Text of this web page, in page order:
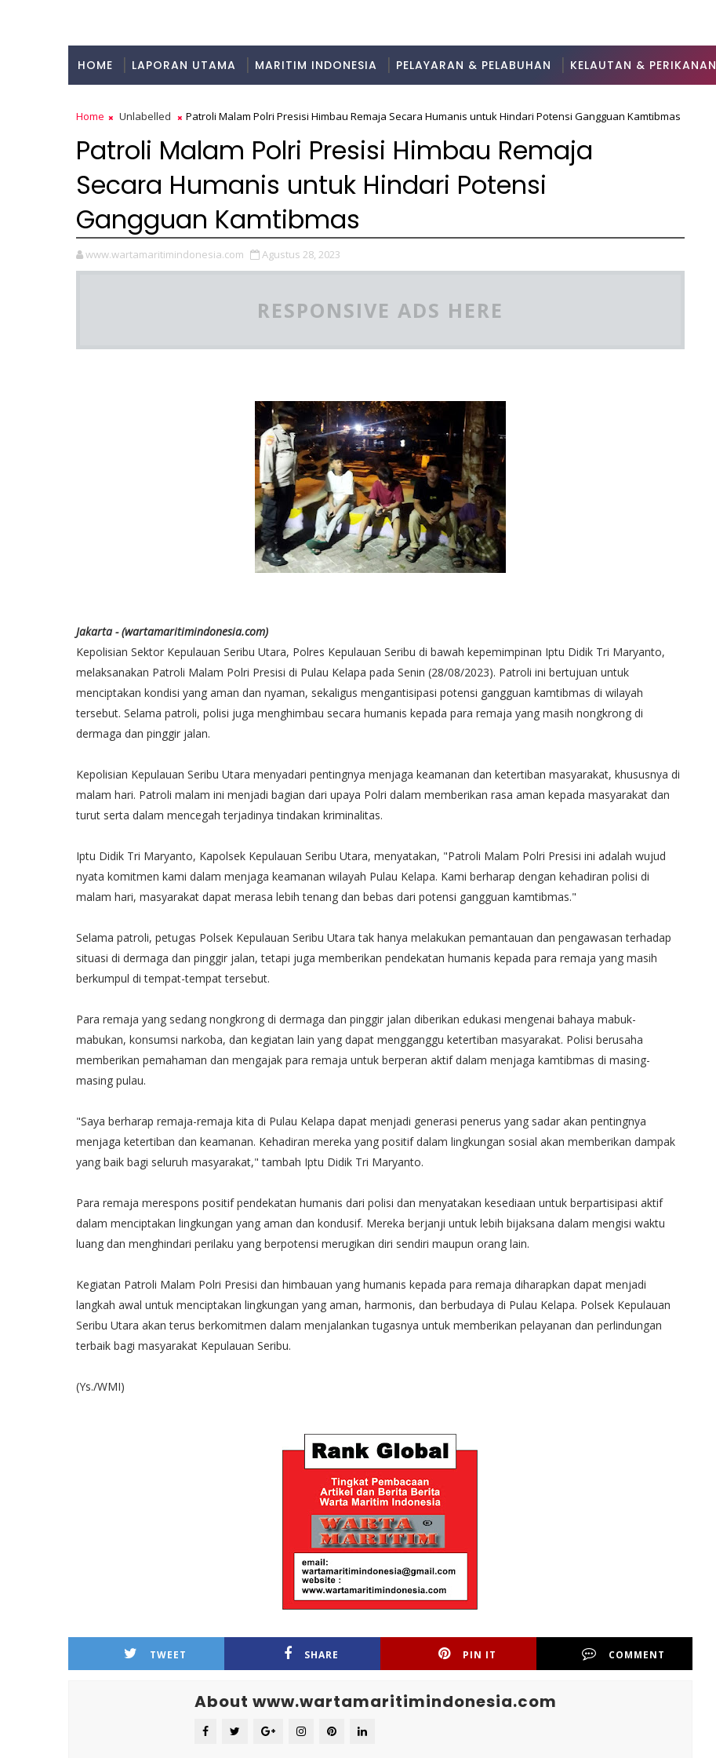
HOME LAPORAN UTAMA MARITIM INDONESIA PELAYARAN & PELABUHAN KELAUTAN & PERIKANAN
Home Unlabelled Patroli Malam Polri Presisi Himbau Remaja Secara Humanis untuk Hindari Potensi Gangguan Kamtibmas
Patroli Malam Polri Presisi Himbau Remaja
Secara Humanis untuk Hindari Potensi
Gangguan Kamtibmas
www.wartamaritimindonesia.com Agustus 28, 2023
RESPONSIVE ADS HERE
Jakarta - (wartamaritimindonesia.com)
Kepolisian Sektor Kepulauan Seribu Utara, Polres Kepulauan Seribu di bawah kepemimpinan Iptu Didik Tri Maryanto,
melaksanakan Patroli Malam Polri Presisi di Pulau Kelapa pada Senin (28/08/2023). Patroli ini bertujuan untuk
menciptakan kondisi yang aman dan nyaman, sekaligus mengantisipasi potensi gangguan kamtibmas di wilayah
tersebut. Selama patroli, polisi juga menghimbau secara humanis kepada para remaja yang masih nongkrong di
dermaga dan pinggir jalan.
Kepolisian Kepulauan Seribu Utara menyadari pentingnya menjaga keamanan dan ketertiban masyarakat, khususnya di
malam hari. Patroli malam ini menjadi bagian dari upaya Polri dalam memberikan rasa aman kepada masyarakat dan
turut serta dalam mencegah terjadinya tindakan kriminalitas.
Iptu Didik Tri Maryanto, Kapolsek Kepulauan Seribu Utara, menyatakan, "Patroli Malam Polri Presisi ini adalah wujud
nyata komitmen kami dalam menjaga keamanan wilayah Pulau Kelapa. Kami berharap dengan kehadiran polisi di
malam hari, masyarakat dapat merasa lebih tenang dan bebas dari potensi gangguan kamtibmas."
Selama patroli, petugas Polsek Kepulauan Seribu Utara tak hanya melakukan pemantauan dan pengawasan terhadap
situasi di dermaga dan pinggir jalan, tetapi juga memberikan pendekatan humanis kepada para remaja yang masih
berkumpul di tempat-tempat tersebut.
Para remaja yang sedang nongkrong di dermaga dan pinggir jalan diberikan edukasi mengenai bahaya mabuk-
mabukan, konsumsi narkoba, dan kegiatan lain yang dapat mengganggu ketertiban masyarakat. Polisi berusaha
memberikan pemahaman dan mengajak para remaja untuk berperan aktif dalam menjaga kamtibmas di masing-
masing pulau.
"Saya berharap remaja-remaja kita di Pulau Kelapa dapat menjadi generasi penerus yang sadar akan pentingnya
menjaga ketertiban dan keamanan. Kehadiran mereka yang positif dalam lingkungan sosial akan memberikan dampak
yang baik bagi seluruh masyarakat," tambah Iptu Didik Tri Maryanto.
Para remaja merespons positif pendekatan humanis dari polisi dan menyatakan kesediaan untuk berpartisipasi aktif
dalam menciptakan lingkungan yang aman dan kondusif. Mereka berjanji untuk lebih bijaksana dalam mengisi waktu
luang dan menghindari perilaku yang berpotensi merugikan diri sendiri maupun orang lain.
Kegiatan Patroli Malam Polri Presisi dan himbauan yang humanis kepada para remaja diharapkan dapat menjadi
langkah awal untuk menciptakan lingkungan yang aman, harmonis, dan berbudaya di Pulau Kelapa. Polsek Kepulauan
Seribu Utara akan terus berkomitmen dalam menjalankan tugasnya untuk memberikan pelayanan dan perlindungan
terbaik bagi masyarakat Kepulauan Seribu.
(Ys./WMI)
TWEET SHARE PIN IT COMMENT
About www.wartamaritimindonesia.com